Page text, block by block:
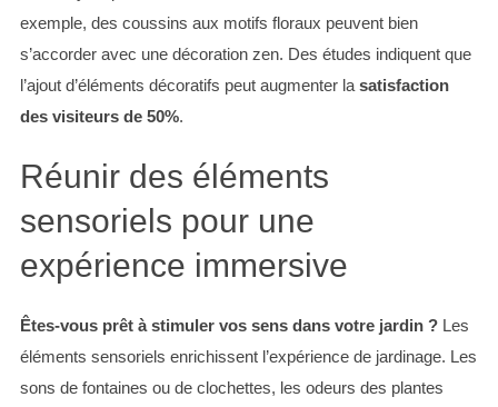
exemple, des coussins aux motifs floraux peuvent bien
s’accorder avec une décoration zen. Des études indiquent que
l’ajout d’éléments décoratifs peut augmenter la satisfaction
des visiteurs de 50%.
Réunir des éléments
sensoriels pour une
expérience immersive
Êtes-vous prêt à stimuler vos sens dans votre jardin ?Les
éléments sensoriels enrichissent l’expérience de jardinage. Les
sons de fontaines ou de clochettes, les odeurs des plantes
S
a
r
c
f